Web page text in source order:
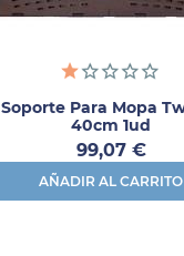
Soporte Para Mopa
40cm 1ud
Precio
99,07 €
AÑADIR AL CARRITO